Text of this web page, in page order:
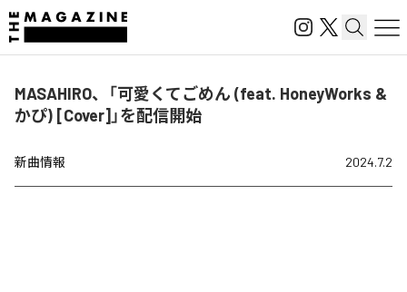
MASAHIRO、「可愛くてごめん (feat. HoneyWorks &
かぴ) [Cover]」を配信開始
新曲情報 2024.7.2